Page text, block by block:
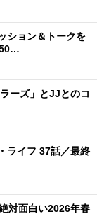
ション＆トークを
ーズ」とJJとのコ
ライフ 37話／最終
対面白い2026年春